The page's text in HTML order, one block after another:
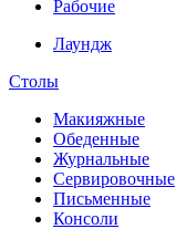
Рабочие
Лаундж
Столы
Макияжные
Обеденные
Журнальные
Сервировочные
Письменные
Консоли